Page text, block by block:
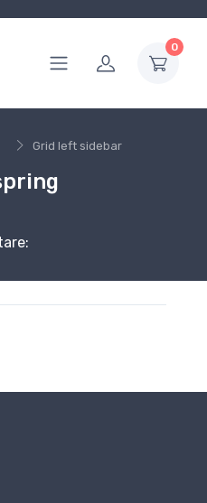
0
Grid left sidebar